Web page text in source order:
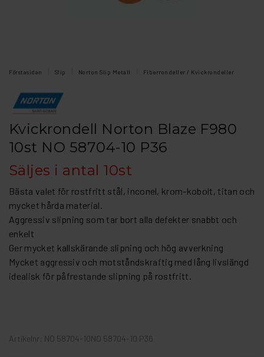
Förstasidan Slip Norton Slip Metall Fiberrondeller / Kvickrondeller
Kvickrondell Norton Blaze F980
10st NO 58704-10 P36
Säljes i antal 10st
Bästa valet för rostfritt stål, inconel, krom-kobolt, titan och
mycket hårda material.
Aggressiv slipning som tar bort alla defekter snabbt och
enkelt
Ger mycket kallskärande slipning och hög avverkning
Mycket aggressiv och motståndskraftig med lång livslängd
idealisk för påfrestande slipning på rostfritt.
Artikelnr: NO 58704-10NO 58704-10 P36